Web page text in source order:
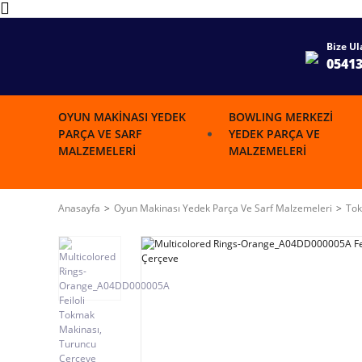
Bize
OYUN MAKINASI YEDEK
PARÇA VE SARF
MALZEMELERI
BOWLING MERKEZI
YEDEK PARÇA VE
MALZEMELERI
Anasayfa Oyun Makinası Yedek Parça Ve Sarf Malzemeleri